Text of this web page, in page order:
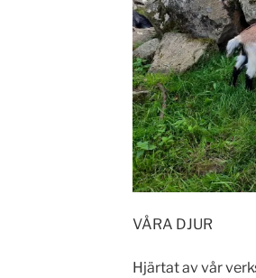
VÅRA DJUR
Hjärtat av vår